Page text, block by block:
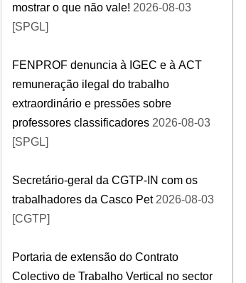
mostrar o que não vale! 2026-08-03
[SPGL]
FENPROF denuncia à IGEC e à ACT
remuneração ilegal do trabalho
extraordinário e pressões sobre
professores classificadores 2026-08-03
[SPGL]
Secretário-geral da CGTP-IN com os
trabalhadores da Casco Pet 2026-08-03
[CGTP]
Portaria de extensão do Contrato
Colectivo de Trabalho Vertical no sector